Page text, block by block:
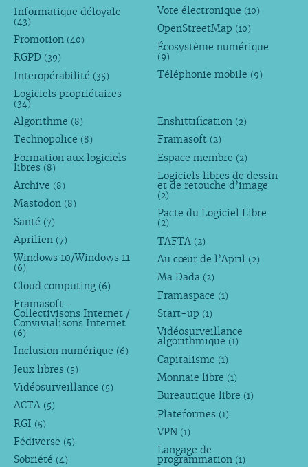
Informatique déloyale
(43)
Promotion (40)
RGPD (39)
Interopérabilité (35)
Logiciels propriétaires
(34)
Vote électronique (10)
OpenStreetMap (10)
Écosystème numérique
(9)
Téléphonie mobile (9)
Algorithme (8)
Technopolice (8)
Formation aux logiciels
libres (8)
Archive (8)
Mastodon (8)
Santé (7)
Aprilien (7)
Windows 10/Windows 11
(6)
Cloud computing (6)
Framasoft -
Collectivisons Internet /
Convivialisons Internet
(6)
Inclusion numérique (6)
Jeux libres (5)
Vidéosurveillance (5)
ACTA (5)
RGI (5)
Fédiverse (5)
Sobriété (4)
Enshittification (2)
Framasoft (2)
Espace membre (2)
Logiciels libres de dessin
et de retouche d’image
(2)
Pacte du Logiciel Libre
(2)
TAFTA (2)
Au cœur de l’April (2)
Ma Dada (2)
Framaspace (1)
Start-up (1)
Vidéosurveillance
algorithmique (1)
Capitalisme (1)
Monnaie libre (1)
Bureautique libre (1)
Plateformes (1)
VPN (1)
Langage de
programmation (1)